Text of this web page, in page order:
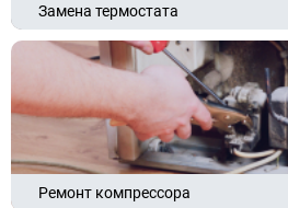
Замена термостата
Ремонт компрессора